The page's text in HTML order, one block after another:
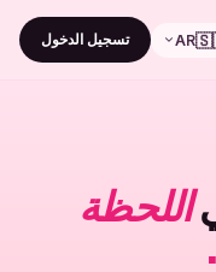
AR تسجيل الدخول
اللحظة